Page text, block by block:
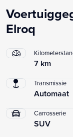
Elroq
7 km
Transmissie
Automaat
Carrosserie
SUV